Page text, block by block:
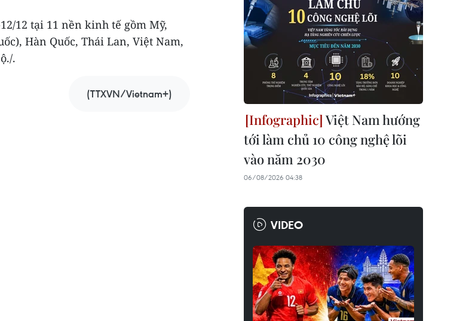
12 tại 11 nền kinh tế gồm Mỹ,
Hàn Quốc, Thái Lan, Việt Nam,
.
(TTXVN/Vietnam+)
Việt Nam hướng
tới làm chủ 10 công nghệ lõi
vào năm 2030
06/08/2026 04:38
VIDEO